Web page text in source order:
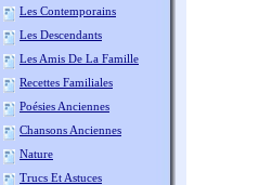
Les Contemporains
Les Descendants
Les Amis De La Famille
Recettes Familiales
Poésies Anciennes
Chansons Anciennes
Nature
Trucs Et Astuces